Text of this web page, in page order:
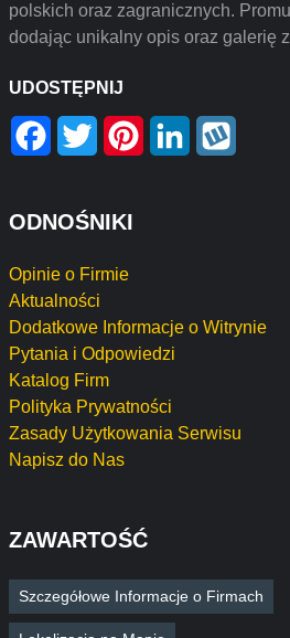
polskich oraz zagranicznych.
dodając unikalny opis oraz galerię
UDOSTĘPNIJ
Facebook
Twitter PinterestLinkedIn
ODNOŚNIKI
Opinie o Firmie
Aktualności
Dodatkowe Informacje o Witrynie
Pytania i Odpowiedzi
Katalog Firm
Polityka Prywatności
Zasady Użytkowania Serwisu
Napisz do Nas
ZAWARTOŚĆ
Szczegółowe Informacje o Firmach